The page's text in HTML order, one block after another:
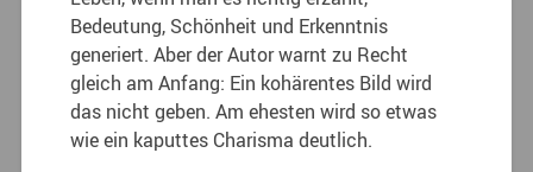
Bedeutung, Schönheit und Erkenntnis
generiert. Aber der Autor warnt zu Recht
gleich am Anfang: Ein kohärentes Bild wird
das nicht geben. Am ehesten wird so etwas
wie ein kaputtes Charisma deutlich.